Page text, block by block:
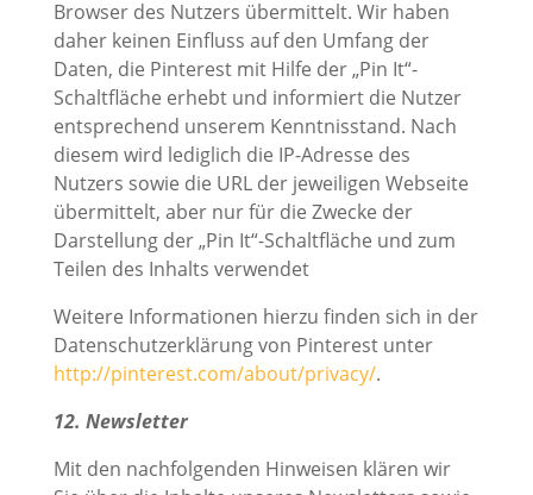
Browser des Nutzers übermittelt. Wir haben
daher keinen Einfluss auf den Umfang der
Daten, die Pinterest mit Hilfe der „Pin It“-
Schaltfläche erhebt und informiert die Nutzer
entsprechend unserem Kenntnisstand. Nach
diesem wird lediglich die IP-Adresse des
Nutzers sowie die URL der jeweiligen Webseite
übermittelt, aber nur für die Zwecke der
Darstellung der „Pin It“-Schaltfläche und zum
Teilen des Inhalts verwendet
Weitere Informationen hierzu finden sich in der
Datenschutzerklärung von Pinterest unter
http://pinterest.com/about/privacy/.
12. Newsletter
Mit den nachfolgenden Hinweisen klären wir